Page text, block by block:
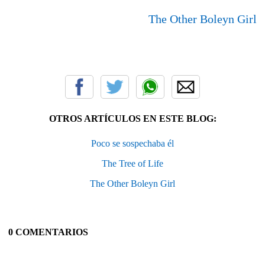
The Other Boleyn Girl
OTROS ARTÍCULOS EN ESTE BLOG:
Poco se sospechaba él
The Tree of Life
The Other Boleyn Girl
0 COMENTARIOS